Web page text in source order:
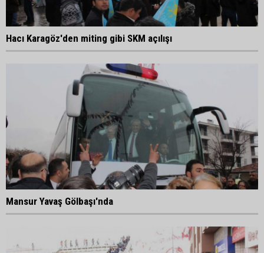
Hacı Karagöz'den miting gibi SKM açılışı
Mansur Yavaş Gölbaşı'nda